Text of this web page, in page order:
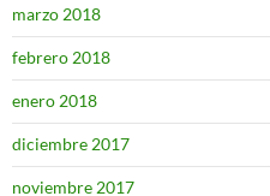
marzo 2018
febrero 2018
enero 2018
diciembre 2017
noviembre 2017